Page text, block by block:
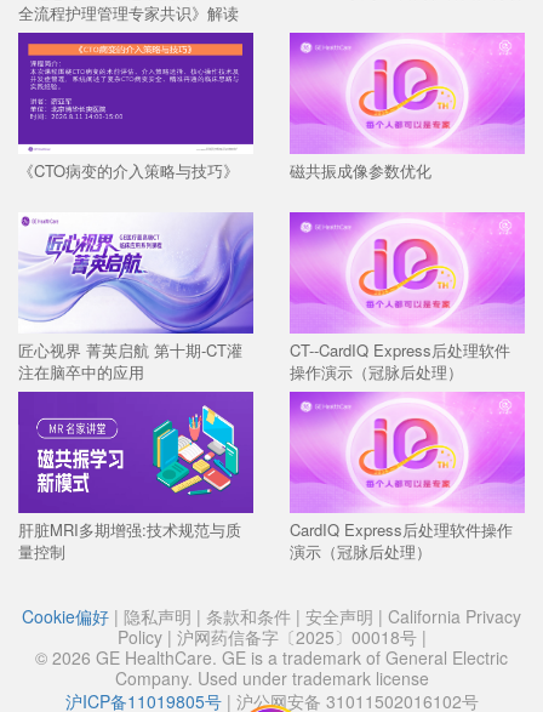
全流程护理管理专家共识》解读
《CTO病变的介入策略与技巧》
匠心视界 菁英启航 第十期-CT灌
注在脑卒中的应用
肝脏MRI多期增强:技术规范与质
量控制
磁共振成像参数优化
CT--CardIQ Express后处理软件
操作演示（冠脉后处理）
CardIQ Express后处理软件操作
演示（冠脉后处理）
Cookie偏好 | 隐私声明 | 条款和条件 | 安全声明 | California Privacy
Policy| 沪网药信备字〔2025〕00018号|
© 2026 GE HealthCare. GE is a trademark of General Electric
Company. Used under trademark license
沪ICP备11019805号| 沪公网安备 31011502016102号